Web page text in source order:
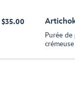
$35.00
Purée de